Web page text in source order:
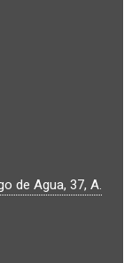
de Agua, 37, A.